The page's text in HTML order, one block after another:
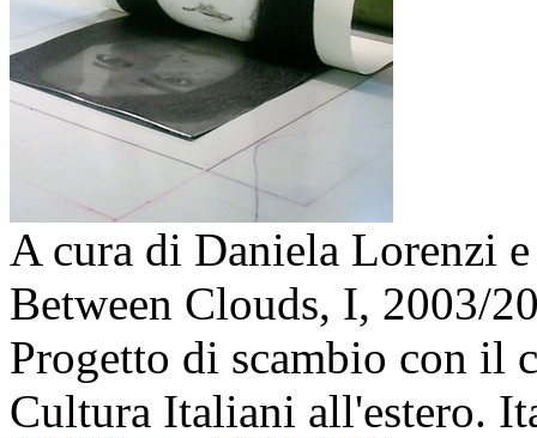
A cura di Daniela Lorenzi
Between Clouds, I, 2003/
Progetto di scambio con
Cultura Italiani all'estero.